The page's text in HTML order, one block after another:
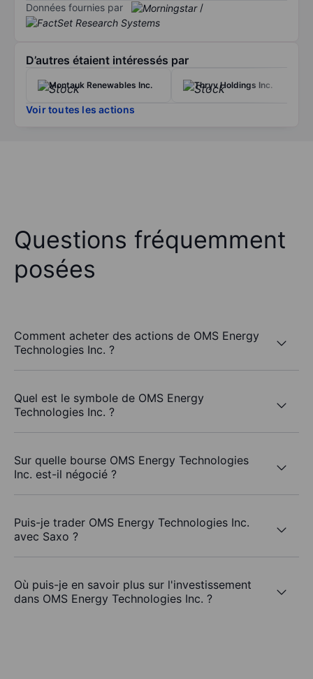
Données fournies par /
D’autres étaient intéressés par
Montauk Renewables Inc. Thryv Holdings Inc.
Voir toutes les actions
Questions fréquemment
posées
Comment acheter des actions de OMS Energy
Technologies Inc. ?
Quel est le symbole de OMS Energy
Technologies Inc. ?
Sur quelle bourse OMS Energy Technologies
Inc. est-il négocié ?
Puis-je trader OMS Energy Technologies Inc.
avec Saxo ?
Où puis-je en savoir plus sur l'investissement
dans OMS Energy Technologies Inc. ?